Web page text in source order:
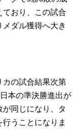
おり、この試合
ダル獲得へ大き
カの試合結果次第
本の準決勝進出が
同じになり、タ
うことになりま